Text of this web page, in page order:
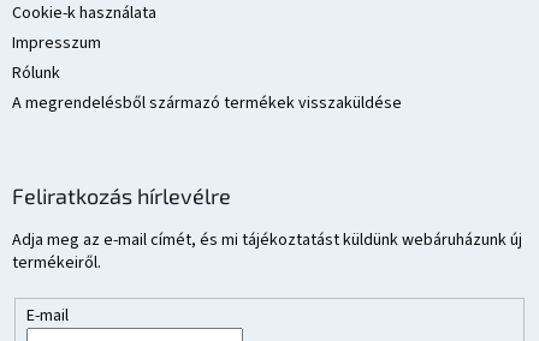
Cookie-k használata
Impresszum
Rólunk
A megrendelésből származó termékek visszaküldése
Feliratkozás hírlevélre
Adja meg az e-mail címét, és mi tájékoztatást küldünk webáruházunk új
termékeiről.
E-mail